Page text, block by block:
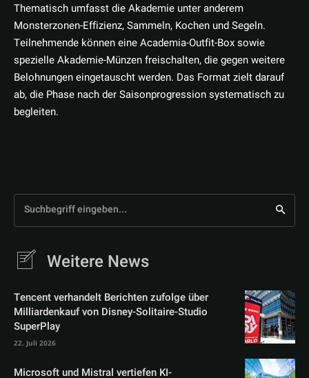
Thematisch umfasst die Akademie unter anderem
Monsterzonen-Effizienz, Sammeln, Kochen und Segeln.
Teilnehmende können eine Academia-Outfit-Box sowie
spezielle Akademie-Münzen freischalten, die gegen weitere
Belohnungen eingetauscht werden. Das Format zielt darauf
ab, die Phase nach der Saisonprogression systematisch zu
begleiten.
Suchbegriff eingeben...
Weitere News
Tencent verhandelt Berichten zufolge über
Milliardenkauf von Disney-Solitaire-Studio
SuperPlay
22. Juli 2026
Microsoft und Mistral vertiefen KI-